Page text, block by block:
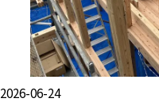
2026-06-24